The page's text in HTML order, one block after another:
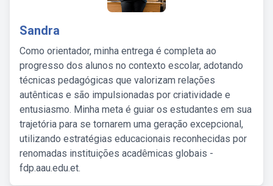
Sandra
Como orientador, minha entrega é completa ao
progresso dos alunos no contexto escolar, adotando
técnicas pedagógicas que valorizam relações
autênticas e são impulsionadas por criatividade e
entusiasmo. Minha meta é guiar os estudantes em sua
trajetória para se tornarem uma geração excepcional,
utilizando estratégias educacionais reconhecidas por
renomadas instituições acadêmicas globais -
fdp.aau.edu.et.